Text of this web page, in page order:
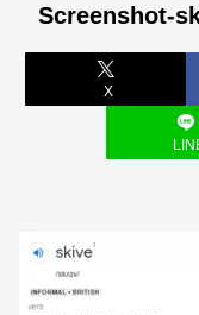
Screenshot-
X